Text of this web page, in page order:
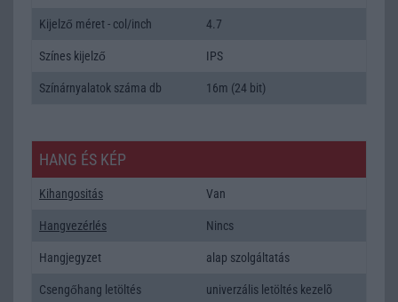
Kijelző méret - col/inch 4.7
Színes kijelző IPS
Színárnyalatok száma db 16m (24 bit)
HANG ÉS KÉP
Kihangositás Van
Hangvezérlés Nincs
Hangjegyzet alap szolgáltatás
Csengőhang letöltés univerzális letöltés kezelõ